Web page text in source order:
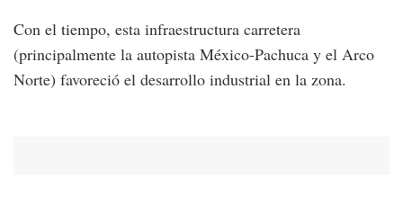
Con el tiempo, esta infraestructura carretera
(principalmente la autopista México-Pachuca y el Arco
Norte) favoreció el desarrollo industrial en la zona.